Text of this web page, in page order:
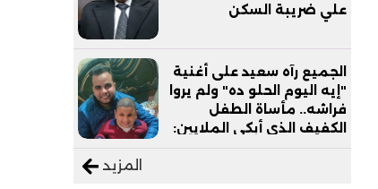
علي ضريبة السكن
الجميع رآه سعيد على أغنية
"إيه اليوم الحلو ده" ولم يروا
فراشه.. مأساة الطفل
الكفيف الذي أبكى الملايين:
المزيد